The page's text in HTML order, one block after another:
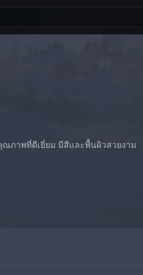
ภาพที่ดีเยี่ยม มีสีและพื้นผิวสวยงาม